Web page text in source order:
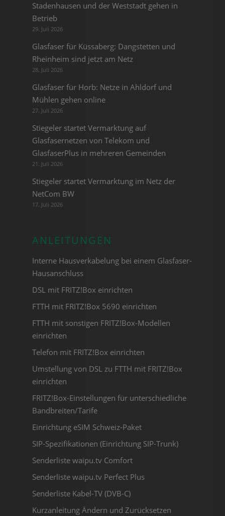
Stadenhausen und der Weststadt gehen in
Betrieb
29. Juli 2026
Glasfaser für Küssaberg: Dangstetten und
Rheinheim sind jetzt am Netz
28. Juli 2026
Glasfaser für Horb: Netze in Ahldorf und
Mühlen gehen online
27. Juli 2026
Stiegeler startet Vermarktung auf
Glasfasernetzen von Telekom und
GlasfaserPlus in mehreren Gemeinden
21. Juli 2026
Stiegeler startet Vermarktung im Netz der
NetCom BW
17. Juli 2026
ANLEITUNGEN
Interne Hausverkabelung bei einem Glasfaser-
Hausanschluss
DSL mit FRITZ!Box einrichten
FTTH mit FRITZ!Box 5690 einrichten
FTTH mit sonstigen FRITZ!Box-Modellen
einrichten
Telefon mit FRITZ!Box einrichten
Umstellung von DSL zu FTTH mit FRITZ!Box
einrichten
FRITZ!Box-Einstellungen für unterschiedliche
Bandbreiten/Tarife
Einrichtung eSIM Schweiz-Paket
SIP-Spezifikationen (Einrichtung SIP-Trunk)
Senderliste waipu.tv Comfort
Senderliste waipu.tv Perfect Plus
Senderliste Kabel-TV (DVB-C)
Kurzanleitung Ändern und Zurücksetzen